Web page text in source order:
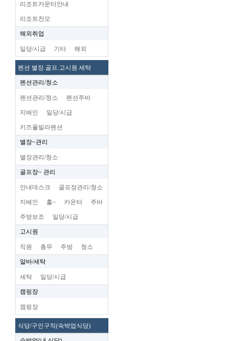
리조트카운터안내
리조트찬모
해외취업
일당/시급 기타 해외
펜션 별장.골프.고시원 세탁
펜션관리/청소
펜션관리/청소 펜션주바
지배인 일당/시급
키즈풀빌라펜션
별장~관리
별장관리/청소
골프장~ 관리
안내데스크 골프장관리/청소
지배인 홀~ 카운터 주바
주방보조 일당/시급
고시원
직원 총무 주방 청소
알바/세탁
세탁 일당/시급
캠핑장
캠핑장
식당/구인구직(숙박업식당)